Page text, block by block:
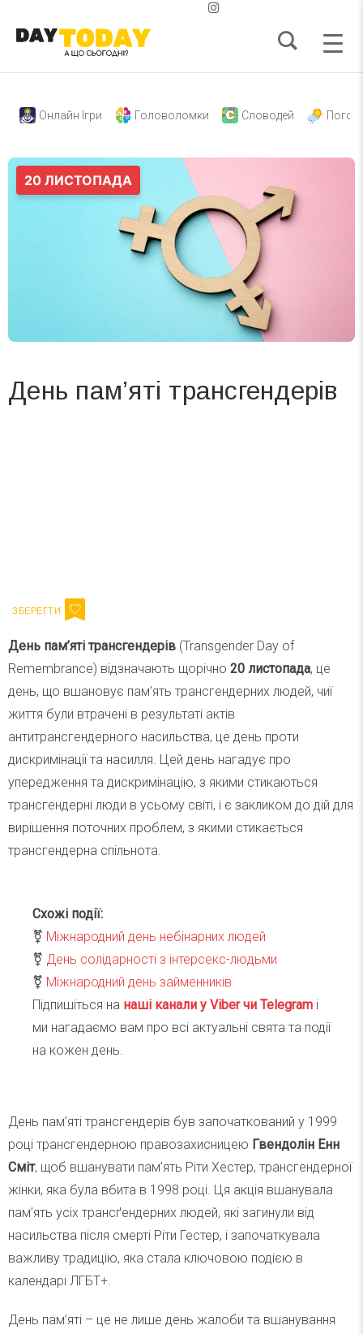
Онлайн Ігри Головоломки Словодей
День пам’яті трансгендерів
День пам’яті трансгендерів (Transgender Day of
Remembrance) відзначають щорічно 20 листопада, це
день, що вшановує пам’ять трансгендерних людей, чиї
життя були втрачені в результаті актів
антитрансгендерного насильства, це день проти
дискримінації та насилля. Цей день нагадує про
упередження та дискримінацію, з якими стикаються
трансгендерні люди в усьому світі, і є закликом до дій для
вирішення поточних проблем, з якими стикається
трансгендерна спільнота.
Схожі події:
⚧ Міжнародний день небінарних людей
⚧ День солідарності з інтерсекс-людьми
⚧ Міжнародний день займенників
Підпишіться на наші канали у Viber чи Telegram і
ми нагадаємо вам про всі актуальні свята та події
на кожен день.
День пам’яті трансгендерів був започаткований у 1999
році трансгендерною правозахисницею Гвендолін Енн
Сміт, щоб вшанувати пам’ять Ріти Хестер, трансгендерної
жінки, яка була вбита в 1998 році. Ця акція вшанувала
пам’ять усіх трансґендерних людей, які загинули від
насильства після смерті Ріти Гестер, і започаткувала
важливу традицію, яка стала ключовою подією в
календарі ЛГБТ+.
День пам’яті – це не лише день жалоби та вшанування